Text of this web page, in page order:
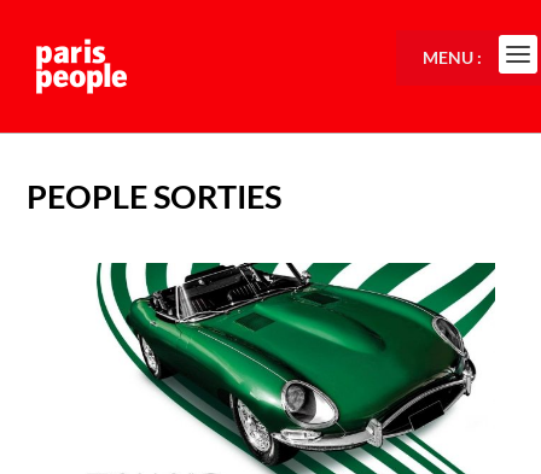
PEOPLE SORTIES
MENU :